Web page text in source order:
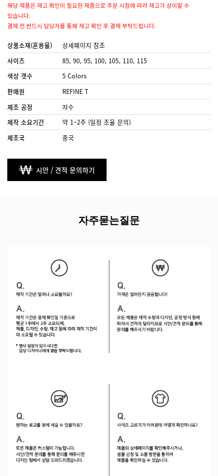
해당 제품은 재고 확인이 필요한 제품으로 주문 시점에 따라 재고가 상이할 수
있습니다.
결제 전 반드시 담당자를 통해 재고 확인 후 결제 부탁드립니다.
상품소재(혼용율)
상세페이지 참조
사이즈
85, 90, 95, 100, 105, 110, 115
색상 갯수
5 Colors
판매원
REFINE T
제조 공정
자수
제작 소요기간
약 1~2주 (일정 조율 문의)
제조국
중국
시안 / 견적 문의하기
자주묻는질문